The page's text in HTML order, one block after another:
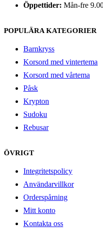
Öppettider: Mån-fre
POPULÄRA KATEGORIER
Barnkryss
Korsord med vintertema
Korsord med vårtema
Påsk
Krypton
Sudoku
Rebusar
ÖVRIGT
Integritetspolicy
Användarvillkor
Orderspårning
Mitt konto
Kontakta oss